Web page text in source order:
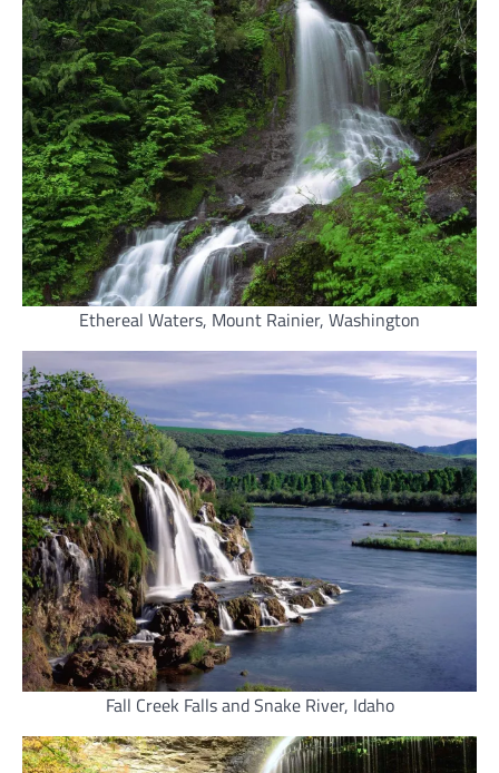
Ethereal Waters, Mount Rainier, Washington
Fall Creek Falls and Snake River, Idaho